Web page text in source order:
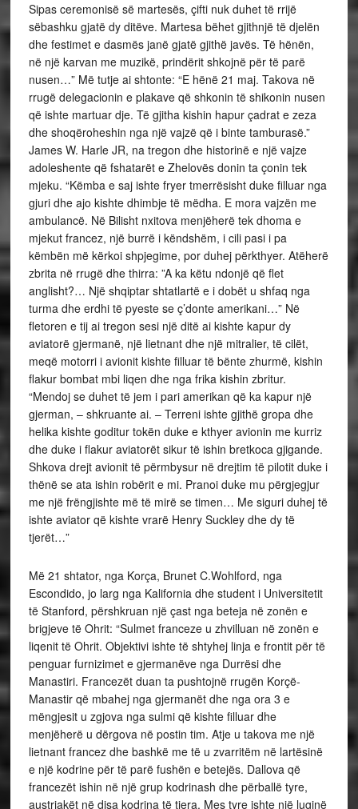
Sipas ceremonisë së martesës, çifti nuk duhet të rrijë
sëbashku gjatë dy ditëve. Martesa bëhet gjithnjë të djelën
dhe festimet e dasmës janë gjatë gjithë javës. Të hënën,
në një karvan me muzikë, prindërit shkojnë për të parë
nusen…” Më tutje ai shtonte: “E hënë 21 maj. Takova në
rrugë delegacionin e plakave që shkonin të shikonin nusen
që ishte martuar dje. Të gjitha kishin hapur çadrat e zeza
dhe shoqëroheshin nga një vajzë që i binte tamburasë.”
James W. Harle JR, na tregon dhe historinë e një vajze
adoleshente që fshatarët e Zhelovës donin ta çonin tek
mjeku. “Këmba e saj ishte fryer tmerrësisht duke filluar nga
gjuri dhe ajo kishte dhimbje të mëdha. E mora vajzën me
ambulancë. Në Bilisht nxitova menjëherë tek dhoma e
mjekut francez, një burrë i këndshëm, i cili pasi i pa
këmbën më kërkoi shpjegime, por duhej përkthyer. Atëherë
zbrita në rrugë dhe thirra: ”A ka këtu ndonjë që flet
anglisht?… Një shqiptar shtatlartë e i dobët u shfaq nga
turma dhe erdhi të pyeste se ç’donte amerikani…” Në
fletoren e tij ai tregon sesi një ditë ai kishte kapur dy
aviatorë gjermanë, një lietnant dhe një mitralier, të cilët,
meqë motorri i avionit kishte filluar të bënte zhurmë, kishin
flakur bombat mbi liqen dhe nga frika kishin zbritur.
“Mendoj se duhet të jem i pari amerikan që ka kapur një
gjerman, – shkruante ai. – Terreni ishte gjithë gropa dhe
helika kishte goditur tokën duke e kthyer avionin me kurriz
dhe duke i flakur aviatorët sikur të ishin bretkoca gjigande.
Shkova drejt avionit të përmbysur në drejtim të pilotit duke i
thënë se ata ishin robërit e mi. Pranoi duke mu përgjegjur
me një frëngjishte më të mirë se timen… Me siguri duhej të
ishte aviator që kishte vrarë Henry Suckley dhe dy të
tjerët…”
Më 21 shtator, nga Korça, Brunet C.Wohlford, nga
Escondido, jo larg nga Kalifornia dhe student i Universitetit
të Stanford, përshkruan një çast nga beteja në zonën e
brigjeve të Ohrit: “Sulmet franceze u zhvilluan në zonën e
liqenit të Ohrit. Objektivi ishte të shtyhej linja e frontit për të
penguar furnizimet e gjermanëve nga Durrësi dhe
Manastiri. Francezët duan ta pushtojnë rrugën Korçë-
Manastir që mbahej nga gjermanët dhe nga ora 3 e
mëngjesit u zgjova nga sulmi që kishte filluar dhe
menjëherë u dërgova në postin tim. Atje u takova me një
lietnant francez dhe bashkë me të u zvarritëm në lartësinë
e një kodrine për të parë fushën e betejës. Dallova që
francezët ishin në një grup kodrinash dhe përballë tyre,
austriakët në disa kodrina të tjera. Mes tyre ishte një luginë